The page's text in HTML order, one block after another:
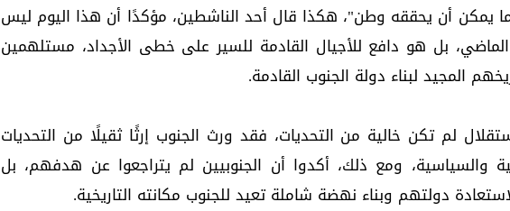
يمكن أن يحققه وطن"، هكذا قال أحد الناشطين، مؤكدًا أن هذا اليوم ليس
بل هو دافع للأجيال القادمة للسير على خطى الأجداد، مستلهمين
المجيد لبناء دولة الجنوب القادمة.
لم تكن خالية من التحديات، فقد ورث الجنوب إرثًا ثقيلًا من التحديات
والسياسية، ومع ذلك، أكدوا أن الجنوبيين لم يتراجعوا عن هدفهم، بل
دولتهم وبناء نهضة شاملة تعيد للجنوب مكانته التاريخية.